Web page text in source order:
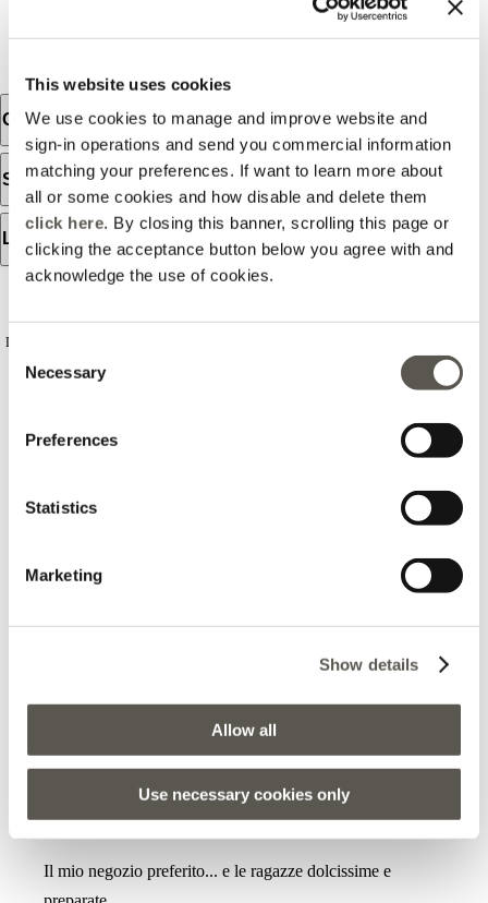
This website uses cookies
We use cookies to manage and improve website and
sign-in operations and send you commercial information
matching your preferences. If want to learn more about
all or some cookies and how disable and delete them
click here. By closing this banner, scrolling this page or
clicking the acceptance button below you agree with and
acknowledge the use of cookies.
Consent
Selection
Necessary
Preferences
Statistics
Marketing
Show details
Allow all
Use necessary cookies only
Orari d'apertura
Servizi disponibili
Lo store
Le recensioni non sono verificate, sono importate da Google Business Profile. Puoi
Mary Bonaparte
Catena di negozi, con vasto assortimento di capi ad alta
qualità, sito in quel del centro commerciale Forum Ottimo
2021-08-31
Chiara Giordano
Il mio negozio preferito... e le ragazze dolcissime e